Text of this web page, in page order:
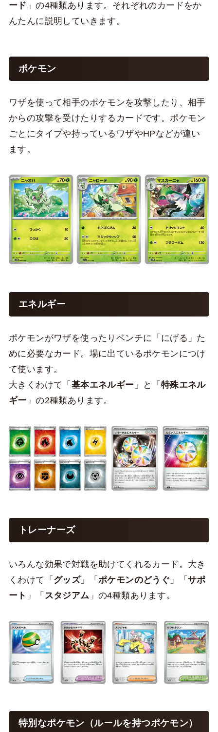
ード 」の4種類あります。それぞれのカードをか
んたんに説明していきます。
ポケモン
ワザを使って相手のポケモンを攻撃したり、相手
からの攻撃を受けたりするカードです。ポケモン
ごとにタイプや持っているワザやHPなどが違い
ます。
エネルギー
ポケモンがワザを使ったりベンチに「にげる」た
めに必要なカード。場に出ているポケモンにつけ
て使います。
大きくわけて「 基本エネルギー 」と「 特殊エネル
ギー 」の2種類あります。
トレーナーズ
いろんな効果で対戦を助けてくれるカード。大き
くわけて「 グッズ」「 ポケモンのどうぐ 」「サポ
ート 」「 スタジアム 」の4種類あります。
特別なポケモン（ルールを持つポケモン）